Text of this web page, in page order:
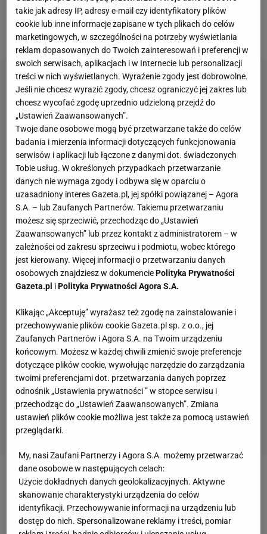
odpowiednio dużo czasu - mówił Luka Elsner, trener
Cracovii kilka tygodni temu.
Zobacz wideo
Ależ wieści ws. Kamila Glika
takie jak adresy IP, adresy e-mail czy identyfikatory plików
cookie lub inne informacje zapisane w tych plikach do celów
marketingowych, w szczególności na potrzeby wyświetlania
reklam dopasowanych do Twoich zainteresowań i preferencji w
swoich serwisach, aplikacjach i w Internecie lub personalizacji
treści w nich wyświetlanych. Wyrażenie zgody jest dobrowolne.
Jeśli nie chcesz wyrazić zgody, chcesz ograniczyć jej zakres lub
chcesz wycofać zgodę uprzednio udzieloną przejdź do
„Ustawień Zaawansowanych”.
Twoje dane osobowe mogą być przetwarzane także do celów
badania i mierzenia informacji dotyczących funkcjonowania
serwisów i aplikacji lub łączone z danymi dot. świadczonych
Tobie usług. W określonych przypadkach przetwarzanie
danych nie wymaga zgody i odbywa się w oparciu o
uzasadniony interes Gazeta.pl, jej spółki powiązanej – Agora
S.A. – lub Zaufanych Partnerów. Takiemu przetwarzaniu
możesz się sprzeciwić, przechodząc do „Ustawień
Zaawansowanych” lub przez kontakt z administratorem – w
zależności od zakresu sprzeciwu i podmiotu, wobec którego
jest kierowany. Więcej informacji o przetwarzaniu danych
osobowych znajdziesz w dokumenciePolityka Prywatności
Gazeta.pl iPolityka Prywatności Agora S.A.
Klikając „Akceptuję” wyrażasz też zgodę na zainstalowanie i
przechowywanie plików cookie Gazeta.pl sp. z o.o., jej
Zaufanych Partnerów i Agora S.A. na Twoim urządzeniu
końcowym. Możesz w każdej chwili zmienić swoje preferencje
dotyczące plików cookie, wywołując narzędzie do zarządzania
twoimi preferencjami dot. przetwarzania danych poprzez
odnośnik „Ustawienia prywatności ” w stopce serwisu i
przechodząc do „Ustawień Zaawansowanych”. Zmiana
ustawień plików cookie możliwa jest także za pomocą ustawień
przeglądarki.
My, nasi Zaufani Partnerzy i Agora S.A. możemy przetwarzać
dane osobowe w następujących celach:
Użycie dokładnych danych geolokalizacyjnych. Aktywne
skanowanie charakterystyki urządzenia do celów
identyfikacji. Przechowywanie informacji na urządzeniu lub
dostęp do nich. Spersonalizowane reklamy i treści, pomiar